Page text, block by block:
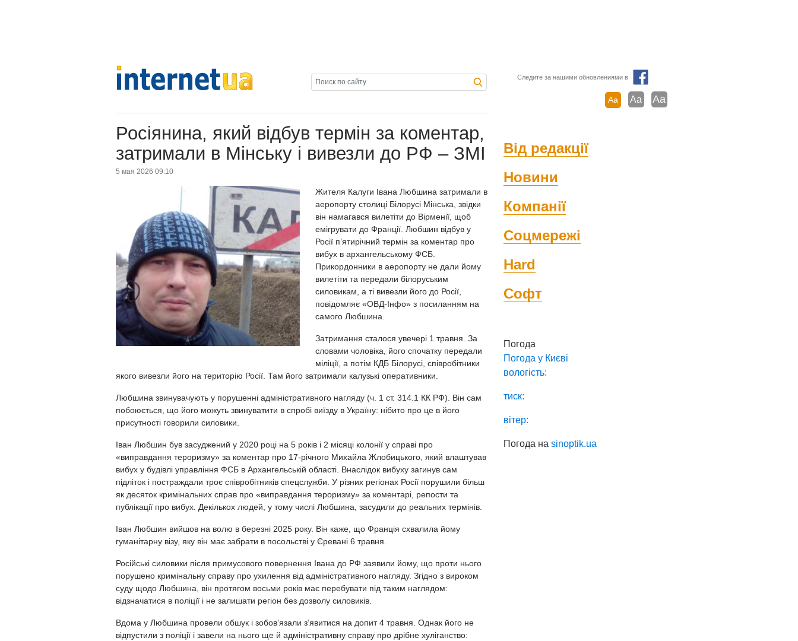
Следите за нашими обновлениями в
Aa Aa Aa
Росіянина, який відбув термін за коментар,
затримали в Мінську і вивезли до РФ – ЗМІ
5 мая 2026 09:10
Жителя Калуги Івана Любшина затримали в
аеропорту столиці Білорусі Мінська, звідки
він намагався вилетіти до Вірменії, щоб
емігрувати до Франції. Любшин відбув у
Росії п’ятирічний термін за коментар про
вибух в архангельському ФСБ.
Прикордонники в аеропорту не дали йому
вилетіти та передали білоруським
силовикам, а ті вивезли його до Росії,
повідомляє «ОВД-Інфо» з посиланням на
самого Любшина.
Затримання сталося увечері 1 травня. За
словами чоловіка, його спочатку передали
міліції, а потім КДБ Білорусі, співробітники
якого вивезли його на територію Росії. Там його затримали калузькі оперативники.
Любшина звинувачують у порушенні адміністративного нагляду (ч. 1 ст. 314.1 КК РФ). Він сам
побоюється, що його можуть звинуватити в спробі виїзду в Україну: нібито про це в його
присутності говорили силовики.
Іван Любшин був засуджений у 2020 році на 5 років і 2 місяці колонії у справі про
«виправдання тероризму» за коментар про 17-річного Михайла Жлобицького, який влаштував
вибух у будівлі управління ФСБ в Архангельській області. Внаслідок вибуху загинув сам
підліток і постраждали троє співробітників спецслужби. У різних регіонах Росії порушили більш
як десяток кримінальних справ про «виправдання тероризму» за коментарі, репости та
публікації про вибух. Декількох людей, у тому числі Любшина, засудили до реальних термінів.
Іван Любшин вийшов на волю в березні 2025 року. Він каже, що Франція схвалила йому
гуманітарну візу, яку він має забрати в посольстві у Єревані 6 травня.
Російські силовики після примусового повернення Івана до РФ заявили йому, що проти нього
порушено кримінальну справу про ухилення від адміністративного нагляду. Згідно з вироком
суду щодо Любшина, він протягом восьми років має перебувати під таким наглядом:
відзначатися в поліції і не залишати регіон без дозволу силовиків.
Вдома у Любшина провели обшук і зобов’язали з’явитися на допит 4 травня. Однак його не
відпустили з поліції і завели на нього ще й адміністративну справу про дрібне хуліганство:
Від редакції
Новини
Компанії
Соцмережі
Hard
Софт
Погода
Погода у Києві
вологість:
тиск:
вітер:
Погода наsinoptik.ua